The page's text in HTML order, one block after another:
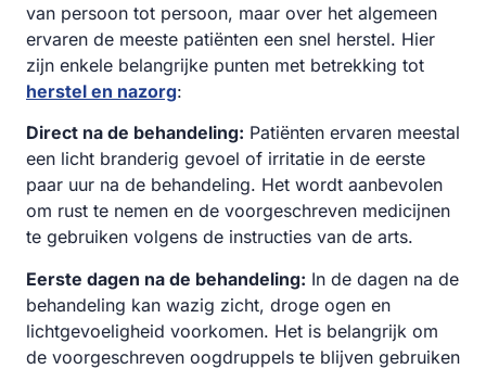
van persoon tot persoon, maar over het algemeen
ervaren de meeste patiënten een snel herstel. Hier
zijn enkele belangrijke punten met betrekking tot
herstel en nazorg:
Direct na de behandeling: Patiënten ervaren meestal
een licht branderig gevoel of irritatie in de eerste
paar uur na de behandeling. Het wordt aanbevolen
om rust te nemen en de voorgeschreven medicijnen
te gebruiken volgens de instructies van de arts.
Eerste dagen na de behandeling: In de dagen na de
behandeling kan wazig zicht, droge ogen en
lichtgevoeligheid voorkomen. Het is belangrijk om
de voorgeschreven oogdruppels te blijven gebruiken